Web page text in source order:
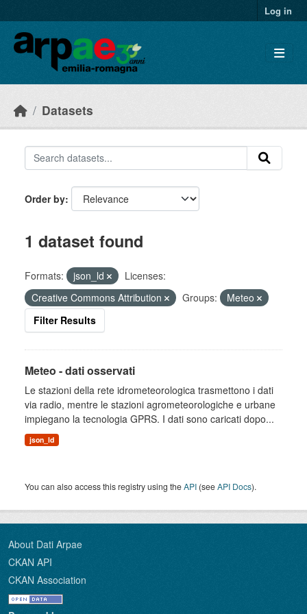
Log in
Datasets
Order by
1 dataset found
Formats: json_ld
Licenses:
Creative Commons Attribution
Groups:
Meteo
Filter Results
Meteo - dati osservati
Le stazioni della rete idrometeorologica trasmettono i dati
via radio, mentre le stazioni agrometeorologiche e urbane
impiegano la tecnologia GPRS. I dati sono caricati dopo...
json_ld
You can also access this registry using theAPI (seeAPI Docs).
About Dati Arpae
CKAN API
CKAN Association